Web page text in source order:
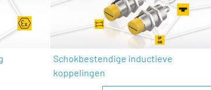
Schokbestendige inductieve
koppelingen